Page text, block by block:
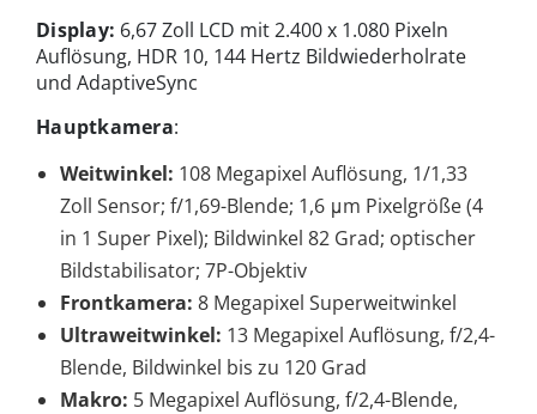
Display: 6,67 Zoll LCD mit 2.400 x 1.080 Pixeln
Auflösung, HDR 10, 144 Hertz Bildwiederholrate
und AdaptiveSync
Hauptkamera:
Weitwinkel: 108 Megapixel Auflösung, 1/1,33
Zoll Sensor; f/1,69-Blende; 1,6 μm Pixelgröße (4
in 1 Super Pixel); Bildwinkel 82 Grad; optischer
Bildstabilisator; 7P-Objektiv
Frontkamera: 8 Megapixel Superweitwinkel
Ultraweitwinkel: 13 Megapixel Auflösung, f/2,4-
Blende, Bildwinkel bis zu 120 Grad
Makro: 5 Megapixel Auflösung, f/2,4-Blende,